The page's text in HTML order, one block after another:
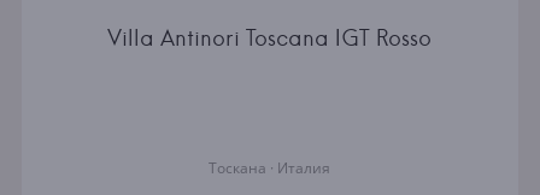
Villa Antinori Toscana IGT Rosso
Тоскана · Италия